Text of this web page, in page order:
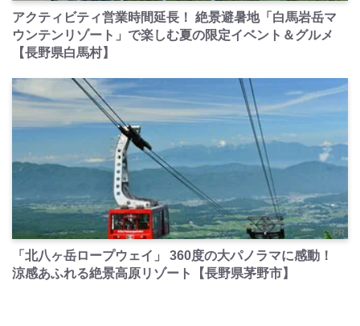
アクティビティ営業時間延長！ 絶景避暑地「白馬岩岳マ
ウンテンリゾート」で楽しむ夏の限定イベント＆グルメ
【長野県白馬村】
PR
「北八ヶ岳ロープウェイ」 360度の大パノラマに感動！
涼感あふれる絶景高原リゾート【長野県茅野市】